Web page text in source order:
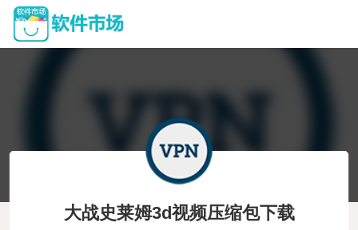
大战史莱姆3d视频压缩包下载